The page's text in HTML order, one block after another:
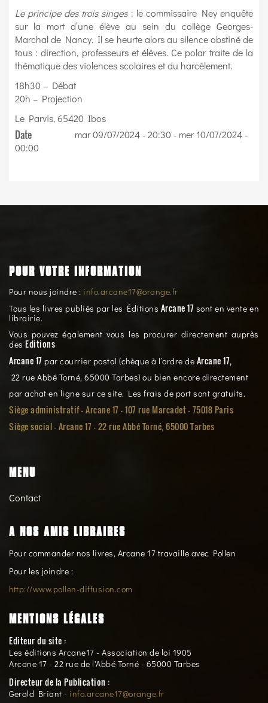
Le principe des trois singes: le commissaire Ney enquête
sur la mort d’une élève au sein du collège Georges-
Marchal de Nancy. Il se heurte alors au silence obstiné de
tous : direction, professeurs et élèves. Ce polar traite de la
thématique des violences scolaires et du harcèlement.
18h30 – Débat
20h – Projection
Le Parvis, 65420 Ibos
Date mar 09/07/2024 - 20:30 - mer 10/07/2024 -
00:00
POUR VOTRE INFORMATION
Pour nous joindre : info.arcane17@orange.fr
Tous les livres publiés par les Éditions Arcane 17 sont en vente en
librairie.
Vous pouvez également vous les procurer directement auprès
des Editions
Arcane 17 par courrier postal (chèque à l’ordre de Arcane 17,
22 rue Abbé Torné, 65000 Tarbes) ou bien encore directement
par achat en ligne sur ce site. Les frais de port sont gratuits.
Siège administratif - Arcane 17 - 107 rue Marcadet - 75018 Paris
Siège social -Arcane 17 - 22 rue Abbé Torné, 65000 Tarbes
MENU
Contact
A NOS AMIS LIBRAIRES
Pour commander nos livres, Arcane 17 travaille avec Pollen
Pour les joindre :
http://www.pollen-diffusion.com
MENTIONS LÉGALES
Editeur du site :
Les éditions Arcane17 - Association de loi 1905
Arcane 17 - 22 rue de l'Abbé Torné - 65000 Tarbes
Directeur de la Publication :
Gerald Briant - info.arcane17@orange.fr